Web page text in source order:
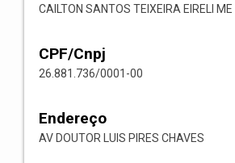
CAILTON SANTOS TEIXEIRA EIRELI ME
CPF/Cnpj
26.881.736/0001-00
Endereço
AV DOUTOR LUIS PIRES CHAVES